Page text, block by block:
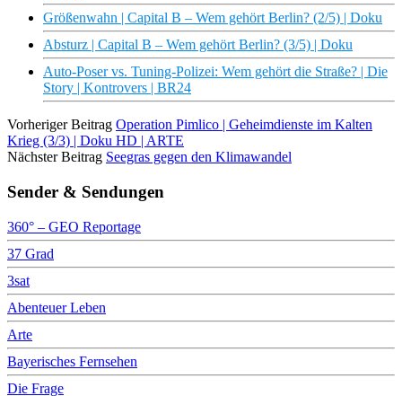
Größenwahn | Capital B – Wem gehört Berlin? (2/5) | Doku
Absturz | Capital B – Wem gehört Berlin? (3/5) | Doku
Auto-Poser vs. Tuning-Polizei: Wem gehört die Straße? | Die
Story | Kontrovers | BR24
Vorheriger Beitrag Operation Pimlico | Geheimdienste im Kalten
Krieg (3/3) | Doku HD | ARTE
Nächster Beitrag Seegras gegen den Klimawandel
Sender & Sendungen
360° – GEO Reportage
37 Grad
3sat
Abenteuer Leben
Arte
Bayerisches Fernsehen
Die Frage